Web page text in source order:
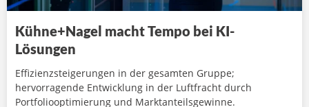
Kühne+Nagel macht Tempo bei KI-
Lösungen
Effizienzsteigerungen in der gesamten Gruppe;
hervorragende Entwicklung in der Luftfracht durch
Portfoliooptimierung und Marktanteilsgewinne.